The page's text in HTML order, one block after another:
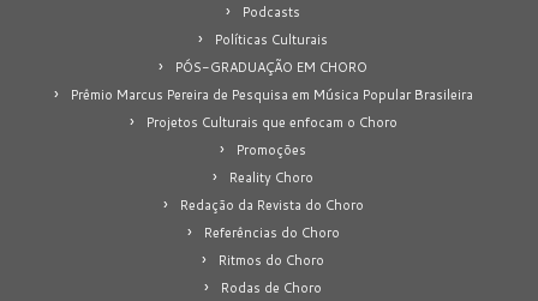
Podcasts
Políticas Culturais
PÓS-GRADUAÇÃO EM CHORO
Prêmio Marcus Pereira de Pesquisa em Música Popular Brasileira
Projetos Culturais que enfocam o Choro
Promoções
Reality Choro
Redação da Revista do Choro
Referências do Choro
Ritmos do Choro
Rodas de Choro